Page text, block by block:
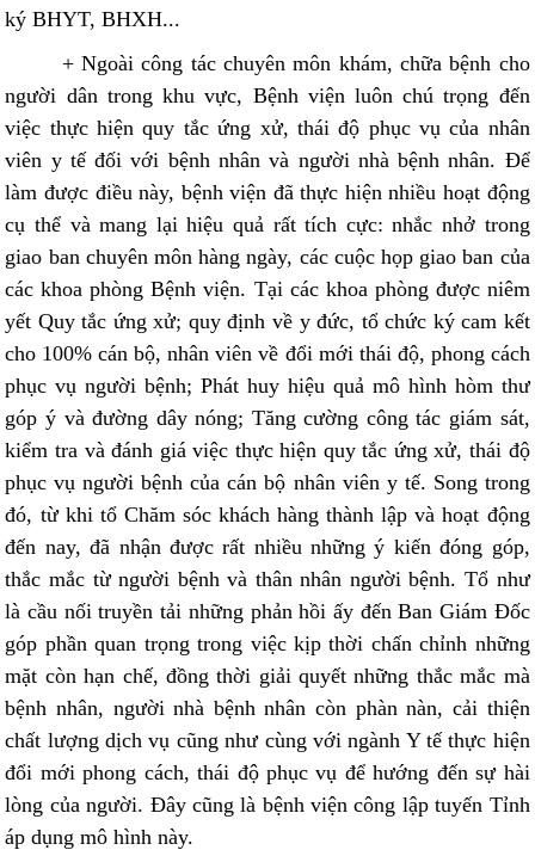
ký BHYT, BHXH...
+ Ngoài công tác chuyên môn khám, chữa bệnh cho
người dân trong khu vực, Bệnh viện luôn chú trọng đến
việc thực hiện quy tắc ứng xử, thái độ phục vụ của nhân
viên y tế đối với bệnh nhân và người nhà bệnh nhân. Để
làm được điều này, bệnh viện đã thực hiện nhiều hoạt động
cụ thể và mang lại hiệu quả rất tích cực: nhắc nhở trong
giao ban chuyên môn hàng ngày, các cuộc họp giao ban của
các khoa phòng Bệnh viện. Tại các khoa phòng được niêm
yết Quy tắc ứng xử; quy định về y đức, tổ chức ký cam kết
cho 100% cán bộ, nhân viên về đổi mới thái độ, phong cách
phục vụ người bệnh; Phát huy hiệu quả mô hình hòm thư
góp ý và đường dây nóng; Tăng cường công tác giám sát,
kiểm tra và đánh giá việc thực hiện quy tắc ứng xử, thái độ
phục vụ người bệnh của cán bộ nhân viên y tế. Song trong
đó, từ khi tổ Chăm sóc khách hàng thành lập và hoạt động
đến nay, đã nhận được rất nhiều những ý kiến đóng góp,
thắc mắc từ người bệnh và thân nhân người bệnh. Tổ như
là cầu nối truyền tải những phản hồi ấy đến Ban Giám Đốc
góp phần quan trọng trong việc kịp thời chấn chỉnh những
mặt còn hạn chế, đồng thời giải quyết những thắc mắc mà
bệnh nhân, người nhà bệnh nhân còn phàn nàn, cải thiện
chất lượng dịch vụ cũng như cùng với ngành Y tế thực hiện
đổi mới phong cách, thái độ phục vụ để hướng đến sự hài
lòng của người. Đây cũng là bệnh viện công lập tuyến Tỉnh
áp dụng mô hình này.